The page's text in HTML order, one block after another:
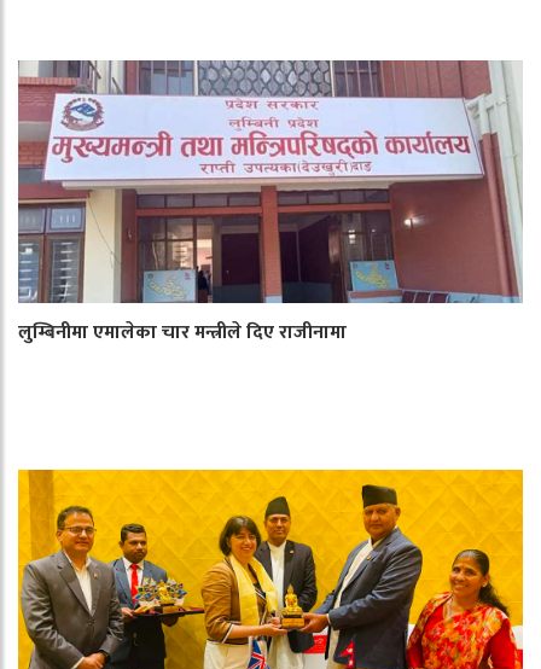
लुम्बिनीमा एमालेका चार मन्त्रीले दिए राजीनामा